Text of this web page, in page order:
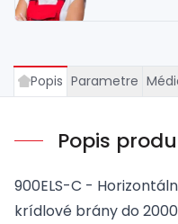
Popis Parametre
Popis
900ELS-C -
krídlové brány do